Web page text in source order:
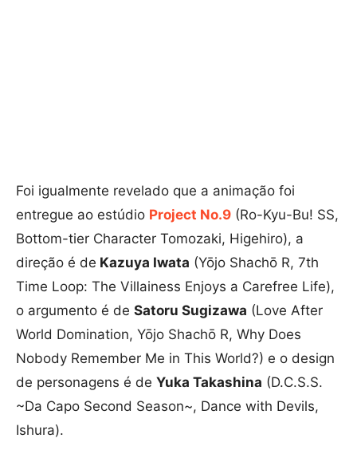
Foi igualmente revelado que a animação foi
entregue ao estúdio Project No.9 (Ro-Kyu-Bu! SS,
Bottom-tier Character Tomozaki, Higehiro), a
direção é de Kazuya Iwata (Yōjo Shachō R, 7th
Time Loop: The Villainess Enjoys a Carefree Life),
o argumento é de Satoru Sugizawa (Love After
World Domination, Yōjo Shachō R, Why Does
Nobody Remember Me in This World?) e o design
de personagens é de Yuka Takashina (D.C.S.S.
~Da Capo Second Season~, Dance with Devils,
Ishura).